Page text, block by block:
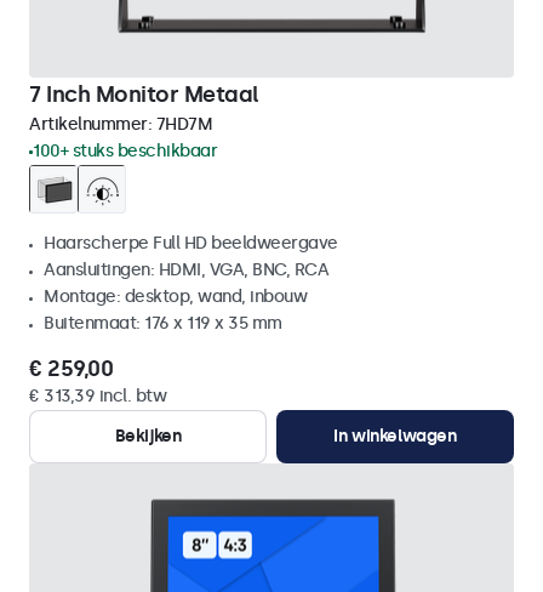
7 Inch Monitor Metaal
Artikelnummer: 7HD7M
100+ stuks beschikbaar
Haarscherpe Full HD beeldweergave
Aansluitingen: HDMI, VGA, BNC, RCA
Montage: desktop, wand, inbouw
Buitenmaat: 176 x 119 x 35 mm
€ 259,00
€ 313,39 incl. btw
Bekijken
In winkelwagen